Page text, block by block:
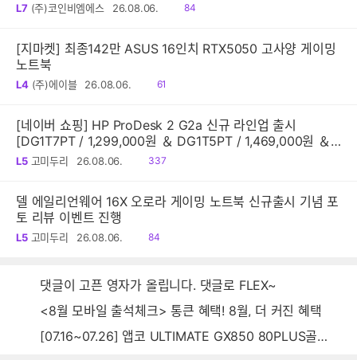
L7 (주)코인비엠에스 26.08.06.
읽
84
[지마켓] 최종142만 ASUS 16인치 RTX5050 고사양 게이밍
노트북
L4 (주)에이블 26.08.06.
읽
61
[네이버 쇼핑] HP ProDesk 2 G2a 신규 라인업 출시
[DG1T7PT / 1,299,000원 ＆ DG1T5PT / 1,469,000원 ＆
DG1Q4PT / 1,599,000원]
L5 고미두리 26.08.06.
읽
337
델 에일리언웨어 16X 오로라 게이밍 노트북 신규출시 기념 포
토 리뷰 이벤트 진행
L5 고미두리 26.08.06.
읽
84
댓글이 고픈 영자가 올립니다. 댓글로 FLEX~
<8월 모바일 출석체크> 통큰 혜택! 8월, 더 커진 혜택
[07.16~07.26] 앱코 ULTIMATE GX850 80PLUS골드 풀모듈러 ATX3.0 블랙